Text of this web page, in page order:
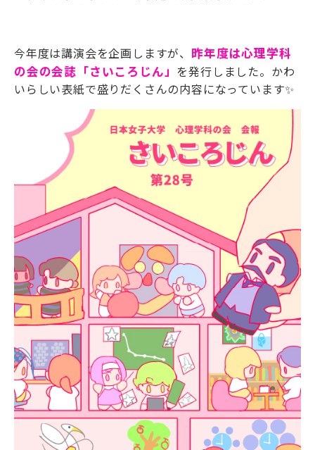
今年度は講演会を企画しますが、 昨年度は心理学科
の会の会誌「さいころじん」 を発行しました。かわ
いらしい表紙で盛りだくさんの内容になっています✨